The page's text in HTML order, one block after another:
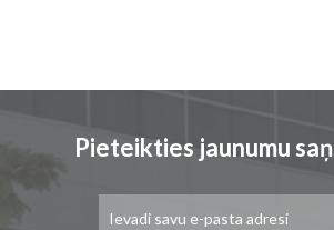
Pieteikties jaunumu